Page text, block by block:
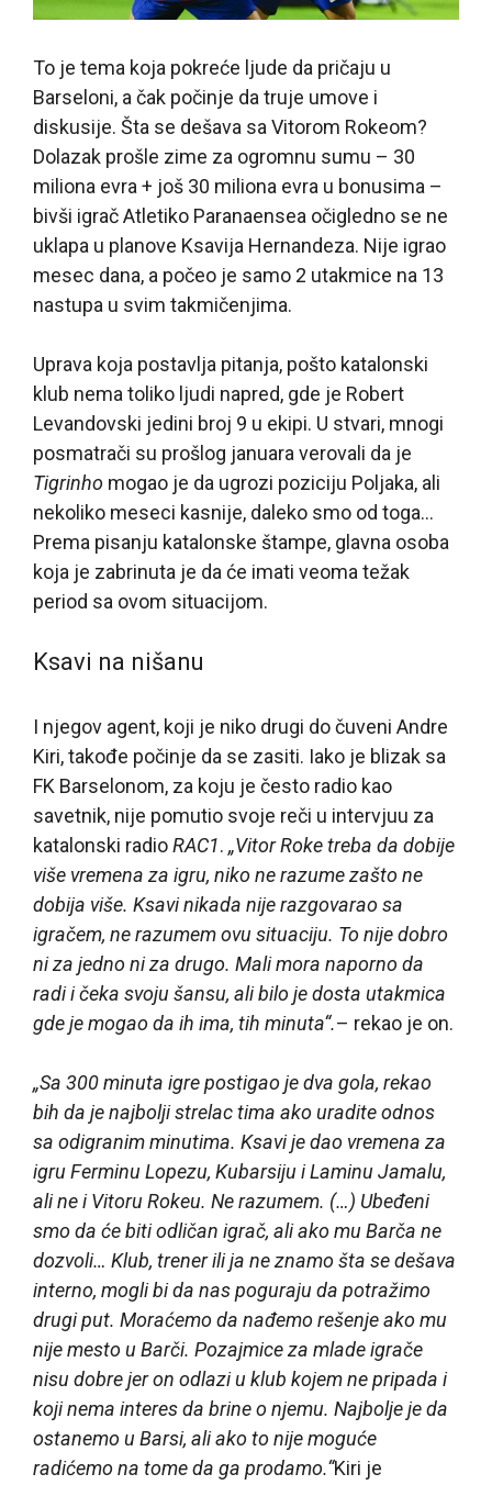
To je tema koja pokreće ljude da pričaju u
Barseloni, a čak počinje da truje umove i
diskusije. Šta se dešava sa Vitorom Rokeom?
Dolazak prošle zime za ogromnu sumu – 30
miliona evra + još 30 miliona evra u bonusima –
bivši igrač Atletiko Paranaensea očigledno se ne
uklapa u planove Ksavija Hernandeza. Nije igrao
mesec dana, a počeo je samo 2 utakmice na 13
nastupa u svim takmičenjima.
Uprava koja postavlja pitanja, pošto katalonski
klub nema toliko ljudi napred, gde je Robert
Levandovski jedini broj 9 u ekipi. U stvari, mnogi
posmatrači su prošlog januara verovali da je
Tigrinho mogao je da ugrozi poziciju Poljaka, ali
nekoliko meseci kasnije, daleko smo od toga…
Prema pisanju katalonske štampe, glavna osoba
koja je zabrinuta je da će imati veoma težak
period sa ovom situacijom.
Ksavi na nišanu
I njegov agent, koji je niko drugi do čuveni Andre
Kiri, takođe počinje da se zasiti. Iako je blizak sa
FK Barselonom, za koju je često radio kao
savetnik, nije pomutio svoje reči u intervjuu za
katalonski radioRAC1. „Vitor Roke treba da dobije
više vremena za igru, niko ne razume zašto ne
dobija više. Ksavi nikada nije razgovarao sa
igračem, ne razumem ovu situaciju. To nije dobro
ni za jedno ni za drugo. Mali mora naporno da
radi i čeka svoju šansu, ali bilo je dosta utakmica
gde je mogao da ih ima, tih minuta“.– rekao je on.
„Sa 300 minuta igre postigao je dva gola, rekao
bih da je najbolji strelac tima ako uradite odnos
sa odigranim minutima. Ksavi je dao vremena za
igru Ferminu Lopezu, Kubarsiju i Laminu Jamalu,
ali ne i Vitoru Rokeu. Ne razumem. (…) Ubeđeni
smo da će biti odličan igrač, ali ako mu Barča ne
dozvoli… Klub, trener ili ja ne znamo šta se dešava
interno, mogli bi da nas poguraju da potražimo
drugi put. Moraćemo da nađemo rešenje ako mu
nije mesto u Barči. Pozajmice za mlade igrače
nisu dobre jer on odlazi u klub kojem ne pripada i
koji nema interes da brine o njemu. Najbolje je da
ostanemo u Barsi, ali ako to nije moguće
radićemo na tome da ga prodamo.“Kiri je